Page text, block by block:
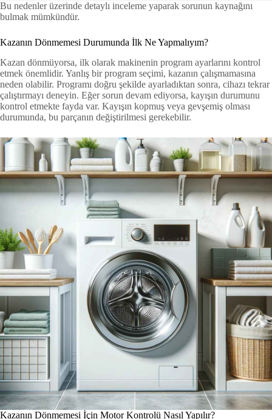
Bu nedenler üzerinde detaylı inceleme yaparak sorunun kaynağını
bulmak mümkündür.
Kazanın Dönmemesi Durumunda İlk Ne Yapmalıyım?
Kazan dönmüyorsa, ilk olarak makinenin program ayarlarını kontrol
etmek önemlidir. Yanlış bir program seçimi, kazanın çalışmamasına
neden olabilir. Programı doğru şekilde ayarladıktan sonra, cihazı tekrar
çalıştırmayı deneyin. Eğer sorun devam ediyorsa, kayışın durumunu
kontrol etmekte fayda var. Kayışın kopmuş veya gevşemiş olması
durumunda, bu parçanın değiştirilmesi gerekebilir.
Kazanın Dönmemesi İçin Motor Kontrolü Nasıl Yapılır?